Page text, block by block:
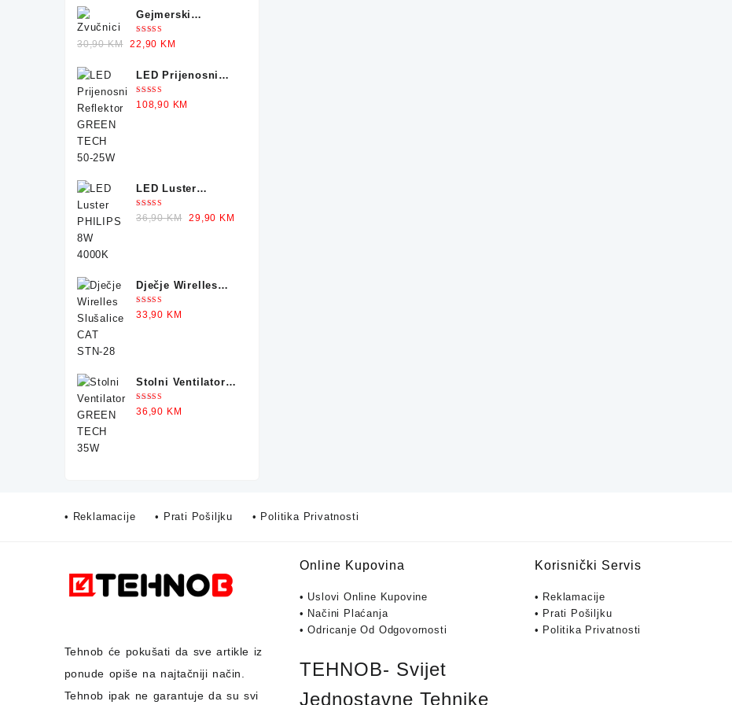
Gejmerski
Zvučnici sa
Osvjetljenjem X-
Ocjenjeno
5.00od 5
30,90KM
Original
was:
30,90 KM.
22,90 KM
is:
LED Prijenosni
Reflektor GREEN
TECH 50-25W
Ocjenjeno
5.00od 5
108,90 KM
LED Luster
PHILIPS 8W 4000K
Ocjenjeno
5.00od 5
36,90KM
Original
29,90 KM
Dječje Wirelles
Slušalice CAT
STN-28
Ocjenjeno
5.00od 5
33,90 KM
Stolni Ventilator
GREEN TECH 35W
Ocjenjeno
5.00od 5
36,90 KM
• Reklamacije • Prati Pošiljku • Politika Privatnosti
Tehnob će pokušati da sve artikle iz
ponude opiše na najtačniji način.
Tehnob ipak ne garantuje da su svi
Online Kupovina
• Uslovi Online Kupovine
• Načini Plaćanja
• Odricanje Od Odgovornosti
TEHNOB- Svijet
Jednostavne Tehnike
Korisnički Servis
• Reklamacije
• Prati Pošiljku
• Politika Privatnosti